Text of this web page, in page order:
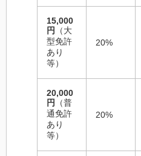
15,000
円
（大
型免許
あり
等）
20%
20,000
円
（普
通免許
あり
等）
20%